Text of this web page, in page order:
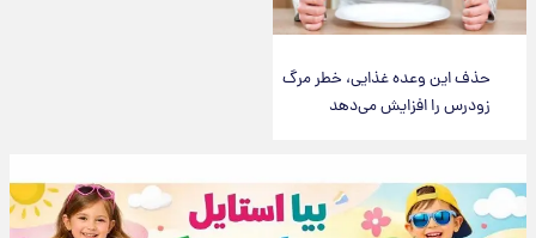
حذف این وعده غذایی، خطر مرگ
زودرس را افزایش می‌دهد